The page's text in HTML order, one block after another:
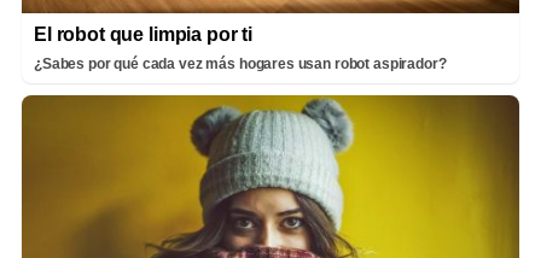
El robot que limpia por ti
¿Sabes por qué cada vez más hogares usan robot aspirador?